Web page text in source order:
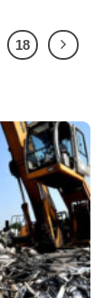
18